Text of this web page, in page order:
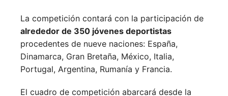
La competición contará con la participación de
alrededor de 350 jóvenes deportistas
procedentes de nueve naciones: España,
Dinamarca, Gran Bretaña, México, Italia,
Portugal, Argentina, Rumanía y Francia.
El cuadro de competición abarcará desde la